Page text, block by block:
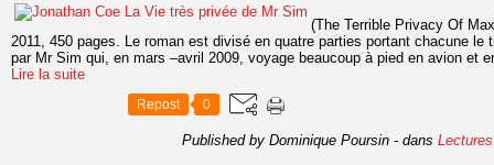
(The Terrible Privacy Of
2011, 450 pages. Le roman est divisé en quatre parties portant chacune le
par Mr Sim qui, en mars –avril 2009, voyage beaucoup à pied en avion et
Lire la suite
Repost 0
Published by Dominique Poursin - dans